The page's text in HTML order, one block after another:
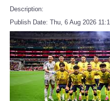
Description:
Publish Date: Thu, 6 Aug 2026